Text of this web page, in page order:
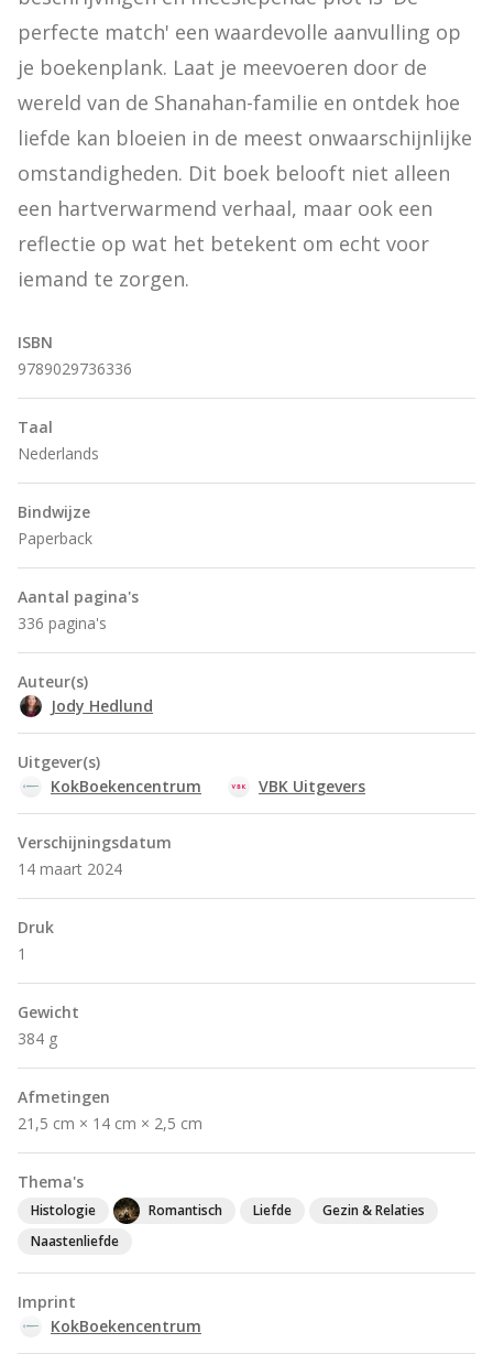
perfecte match' een waardevolle aanvulling op
je boekenplank. Laat je meevoeren door de
wereld van de Shanahan-familie en ontdek hoe
liefde kan bloeien in de meest onwaarschijnlijke
omstandigheden. Dit boek belooft niet alleen
een hartverwarmend verhaal, maar ook een
reflectie op wat het betekent om echt voor
iemand te zorgen.
ISBN
9789029736336
Taal
Nederlands
Bindwijze
Paperback
Aantal pagina's
336 pagina's
Auteur(s)
Jody Hedlund
Uitgever(s)
KokBoekencentrum
VBK Uitgevers
Verschijningsdatum
14 maart 2024
Druk
1
Gewicht
384 g
Afmetingen
21,5 cm × 14 cm × 2,5 cm
Thema's
Histologie Romantisch Liefde
Gezin & Relaties
Naastenliefde
Imprint
KokBoekencentrum